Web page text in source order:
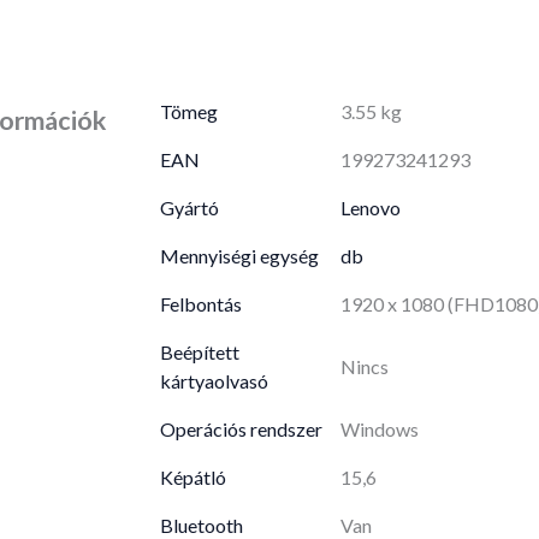
Tömeg 3.55 kg
EAN 199273241293
Gyártó Lenovo
Mennyiségi egység db
Felbontás 1920 x 1080
Beépített
kártyaolvasó
Nincs
Operációs rendszer Windows
Képátló 15,6
Bluetooth Van